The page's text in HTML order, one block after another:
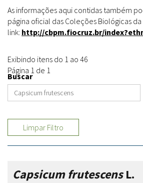
As informações aqui contidas também
página oficial das Coleções Biológicas
link: http://cbpm.fiocruz.br/
Exibindo itens do 1 ao 46
Página 1 de 1
Buscar
Limpar Filtro
Capsicum frutescensL.